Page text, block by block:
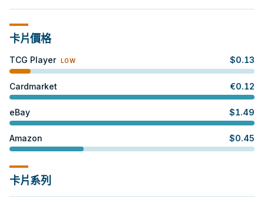
卡片價格
TCG Player LOW $0.13
Cardmarket €0.12
eBay $1.49
Amazon $0.45
卡片系列